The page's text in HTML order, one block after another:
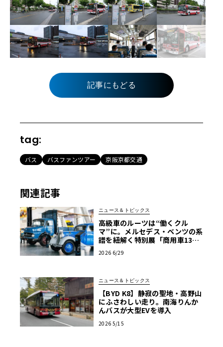
記事にもどる
tag:
バス バスファンツアー 京阪京都交通
関連記事
ニュース＆トピックス
高級車のルーツは“働くクル
マ”に。メルセデス・ベンツの系
譜を紐解く特別展「商用車130
2026 6/29
ニュース＆トピックス
【BYD K8】静寂の聖地・高野山
にふさわしい走り。南海りんか
んバスが大型EVを導入
2026 5/15